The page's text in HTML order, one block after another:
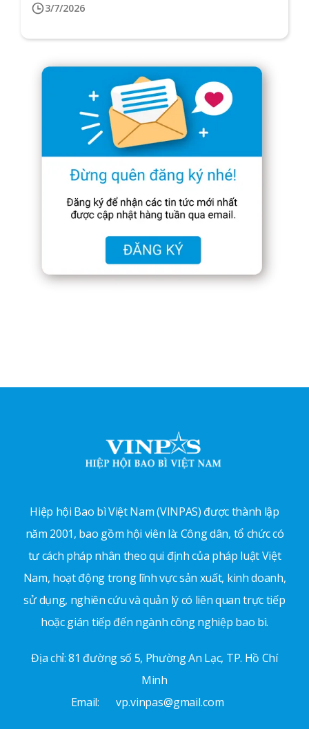
3/7/2026
Hiệp hội Bao bì Việt Nam (VINPAS) được thành lập
năm 2001, bao gồm hội viên là: Công dân, tổ chức có
tư cách pháp nhân theo qui định của pháp luật Việt
Nam, hoạt động trong lĩnh vực sản xuất, kinh doanh,
sử dụng, nghiên cứu và quản lý có liên quan trực tiếp
hoặc gián tiếp đến ngành công nghiệp bao bì.
Địa chỉ: 81 đường số 5, Phường An Lạc, TP. Hồ Chí
Minh
Email:
vp.vinpas@gmail.com